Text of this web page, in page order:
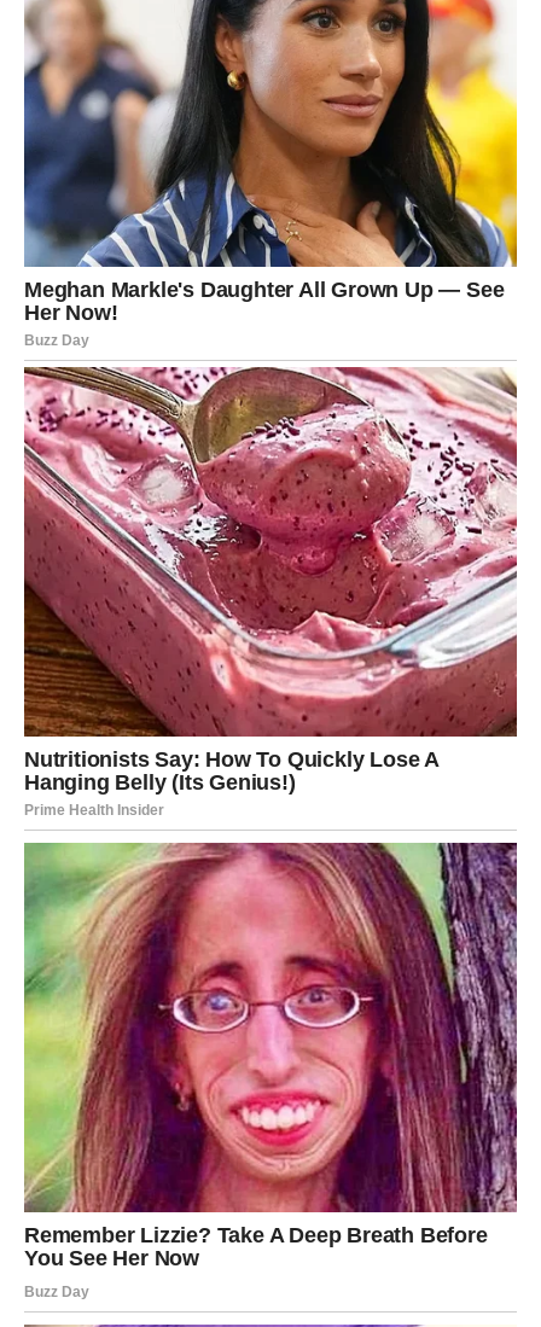
Obratite pažnju na znak koji vam
život šalje
Sutra ćete sasvim slučajno čuti riječi ili dobiti informaciju
koja će vas navesti da promijenite mišljenje o jednoj
važnoj situaciji.
Nemojte zanemariti taj trenutak. Zvijezde pokazuju da će
upravo kroz male znakove doći odgovor koji već dugo
tražite.
Vaša intuicija biće veoma izražena i pomoći će vam da
donesete ispravnu odluku.
Vrijeme je da vjerujete sebi
Ako već neko vrijeme odgađate važnu odluku, sutra biste
mogli osjetiti da je pravi trenutak da krenete naprijed.
Ne čekajte savršene okolnosti. Dovoljno je da napravite
prvi korak, a ostale mogućnosti počeće same da se
otvaraju.
Zvijezde vas podržavaju u svemu što radite sa iskrenim
namjerama i dobrim srcem.
Zdravlje i raspoloženje
Bićete dobrog raspoloženja i puni pozitivne energije, ali
nemojte zaboraviti na odmor.
Previše obaveza moglo bi vas iscrpiti, zato pronađite